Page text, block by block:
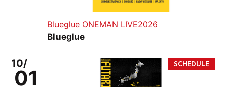
Blueglue ONEMAN LIVE2026
Blueglue
10/
01